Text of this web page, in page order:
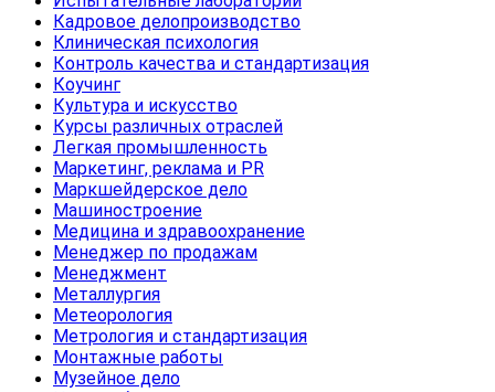
Кадровое делопроизводство
Клиническая психология
Контроль качества и стандартизация
Коучинг
Культура и искусство
Курсы различных отраслей
Легкая промышленность
Маркетинг, реклама и PR
Маркшейдерское дело
Машиностроение
Медицина и здравоохранение
Менеджер по продажам
Менеджмент
Металлургия
Метеорология
Метрология и стандартизация
Монтажные работы
Музейное дело